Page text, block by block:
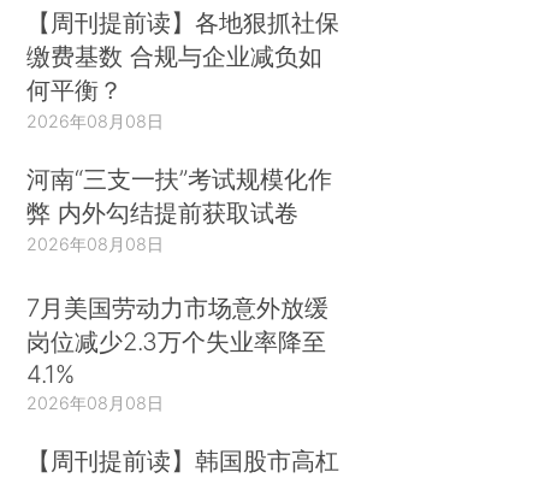
【周刊提前读】各地狠抓社保
缴费基数 合规与企业减负如
何平衡？
2026年08月08日
河南“三支一扶”考试规模化作
弊 内外勾结提前获取试卷
2026年08月08日
7月美国劳动力市场意外放缓
岗位减少2.3万个失业率降至
4.1%
2026年08月08日
【周刊提前读】韩国股市高杠